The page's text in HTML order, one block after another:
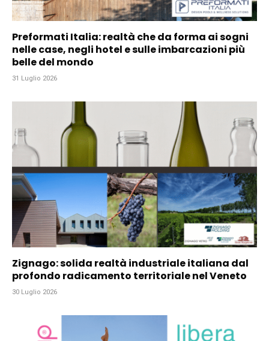
Preformati Italia: realtà che da forma ai sogni
nelle case, negli hotel e sulle imbarcazioni più
belle del mondo
31 Luglio 2026
Zignago: solida realtà industriale italiana dal
profondo radicamento territoriale nel Veneto
30 Luglio 2026